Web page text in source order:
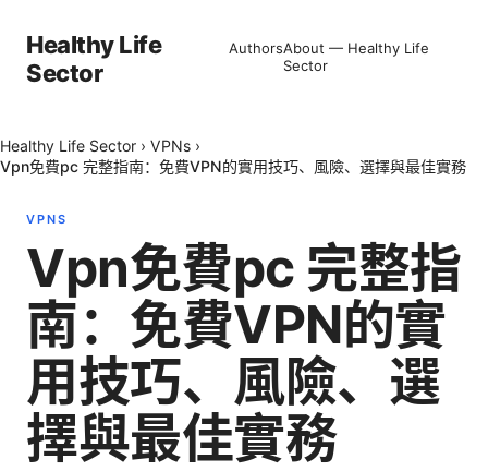
Healthy Life
Sector
AuthorsAbout — Healthy Life
Sector
Healthy Life Sector › VPNs ›
Vpn免費pc 完整指南：免費VPN的實用技巧、風險、選擇與最佳實務
VPNS
Vpn免費pc 完整指
南：免費VPN的實
用技巧、風險、選
擇與最佳實務